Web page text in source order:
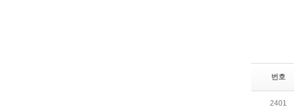
번호
2401